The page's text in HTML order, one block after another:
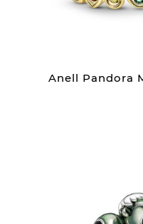
Anell Pandora